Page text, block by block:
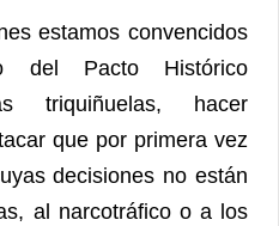
estamos convencidos
del Pacto Histórico
triquiñuelas, hacer
que por primera vez
decisiones no están
al narcotráfico o a los